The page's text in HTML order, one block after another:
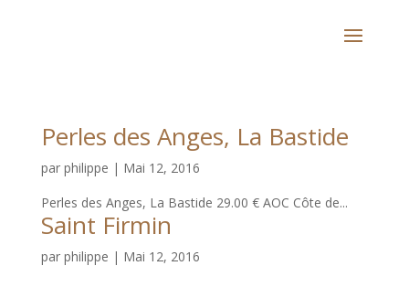
Perles des Anges, La Bastide
par philippe | Mai 12, 2016
Perles des Anges, La Bastide 29.00 € AOC Côte de...
Saint Firmin
par philippe | Mai 12, 2016